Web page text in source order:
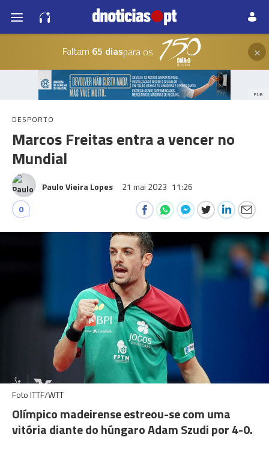
Faltam 65 diaspara os ×
PUB
DESPORTO
Marcos Freitas entra a vencer no
Mundial
Paulo Vieira Lopes 21 mai 2023 11:26
0
Foto ITTF/WTT
Olímpico madeirense estreou-se com uma
vitória diante do húngaro Adam Szudi por 4-0.